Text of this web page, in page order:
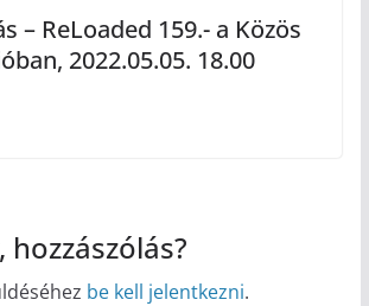
– ReLoaded 159.- a Közös
2022.05.05. 18.00
be kell jelentkezni.